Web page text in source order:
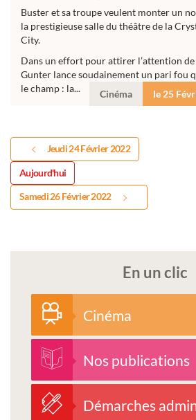
Buster et sa troupe veulent monter un
la prestigieuse salle du théâtre de la
City.
Dans un effort pour attirer l’attention
Gunter lance soudainement un pari fou
le champ : la...
Cinéma le 25
Jeudi 24 Février 2022
Aujourd'hui
Samedi 26 Février 2022
En un clic
Cinéma
Nos publications
Démarches